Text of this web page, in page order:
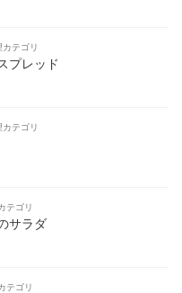
カテゴリ
プレッド
カテゴリ
テゴリ
サラダ
テゴリ